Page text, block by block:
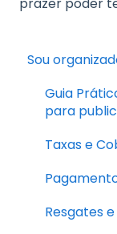
Sou
Guia
para
Taxas e
Resgates